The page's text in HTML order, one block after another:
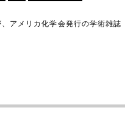
アメリカ化学会発行の学術雑誌